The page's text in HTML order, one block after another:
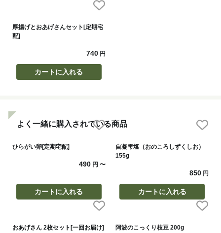
厚揚げとおあげさんセット[定期宅
配]
740円
カートに入れる
よく一緒に購入されている商品
ひらがい卵[定期宅配]
490円 〜
カートに入れる
自凝雫塩（おのころしずくしお）
155g
850 円
カートに入れる
おあげさん 2枚セット[一回お届け] 阿波のこっくり枝豆 200g